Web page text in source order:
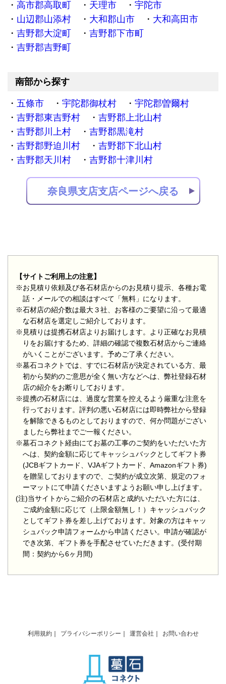
高市郡高取町
天理市
宇陀市
山辺郡山添村
大和郡山市
大和高田市
吉野郡大淀町
吉野郡下市町
吉野郡吉野町
南部から探す
五條市 宇陀郡御杖村
宇陀郡曽爾村
吉野郡東吉野村
吉野郡上北山村
吉野郡川上村
吉野郡黒滝村
吉野郡野迫川村
吉野郡下北山村
吉野郡天川村
吉野郡十津川村
奈良県支店支店ページへ戻る
【サイトご利用上の注意】
※お見積り依頼及び各石材店からのお見積り提示、各種お電
話・メールでの相談はすべて「無料」になります。
※石材店の紹介数は最大３社、お客様のご要望に沿って最適
な石材店を選定しご紹介しております。
※見積りは提携石材店よりお届けします。より正確なお見積
りをお届けするため、詳細の確認で複数石材店からご連絡
がいくことがございます。予めご了承ください。
※墓石コネクトでは、すでに石材店が決定されている方、最
初から契約のご意思が全く無い方などへは、弊社登録石材
店の紹介をお断りしております。
※提携の石材店には、過度な営業を控えるよう厳重な注意を
行っております。評判の悪い石材店には即時弊社から登録
を解除できるものとしておりますので、何か問題がござい
ましたら弊社までご一報ください。
※墓石コネクト経由にてお墓の工事のご契約をいただいた方
へは、契約金額に応じてキャッシュバックとしてギフト券
(JCBギフトカード、VJAギフトカード、Amazonギフト券)
を贈呈しておりますので、ご契約が成立次第、規定のフォ
ーマットにて申請くださいますようお願い申し上げます。
(注)当サイトからご紹介の石材店と成約いただいた方には、
ご成約金額に応じて（上限金額無し！）キャッシュバック
としてギフト券を差し上げております。対象の方はキャッ
シュバック申請フォームから申請ください。申請が確認が
でき次第、ギフト券を手配させていただきます。(受付期
間：契約から6ヶ月間)
利用規約 プライバシーポリシー 運営会社 お問い合わせ